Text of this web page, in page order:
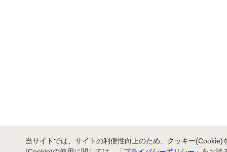
当サイトでは、サイトの利便性向上のため、クッキー